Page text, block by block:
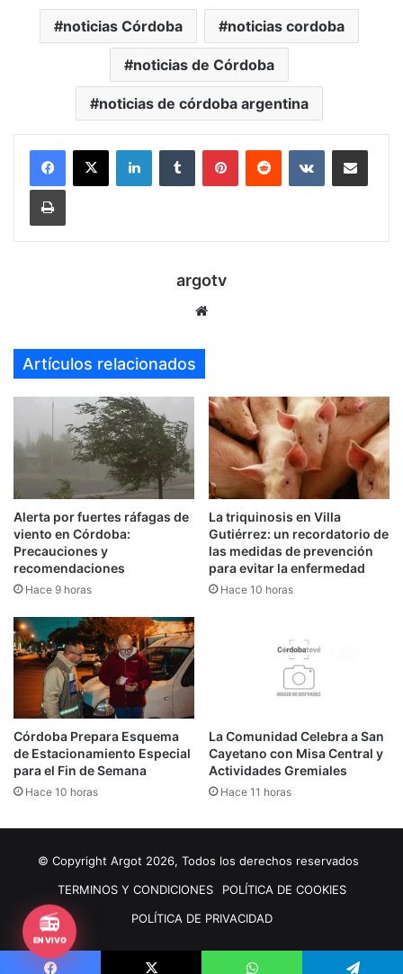
noticias Córdoba noticias cordoba
noticias de Córdoba
noticias de córdoba argentina
LinkedInTumblr PinterestReddit VKontakteCompartir por mail
Imprimir
argotv
Artículos relacionados
Alerta por fuertes ráfagas de
viento en Córdoba:
Precauciones y
recomendaciones
Hace 9 horas
La triquinosis en Villa
Gutiérrez: un recordatorio de
las medidas de prevención
para evitar la enfermedad
Hace 10 horas
Córdoba Prepara Esquema
de Estacionamiento Especial
para el Fin de Semana
Hace 10 horas
La Comunidad Celebra a San
Cayetano con Misa Central y
Actividades Gremiales
Hace 11 horas
© Copyright Argot 2026, Todos los derechos reservados
TERMINOS Y CONDICIONES
POLÍTICA DE COOKIES
POLÍTICA DE PRIVACIDAD
📻
EN VIVO